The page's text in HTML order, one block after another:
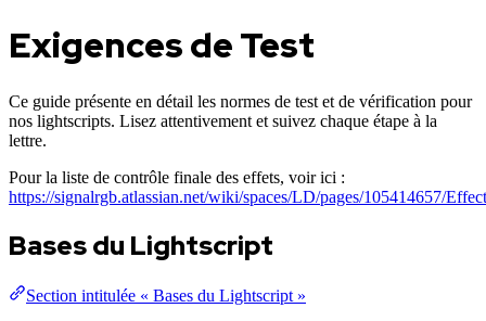
Exigences de Test
Ce guide présente en détail les normes de test et de vérification pour
nos lightscripts. Lisez attentivement et suivez chaque étape à la
lettre.
Pour la liste de contrôle finale des effets, voir ici :
https://signalrgb.atlassian.net/wiki/spaces/LD/pages/105414657/
Bases du Lightscript
Section intitulée « Bases du Lightscript »